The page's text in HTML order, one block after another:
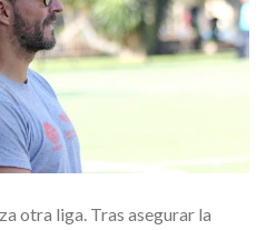
otra liga. Tras asegurar la